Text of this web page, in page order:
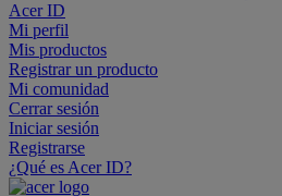
Acer ID
Mi perfil
Mis productos
Registrar un producto
Mi comunidad
Cerrar sesión
Iniciar sesión
Registrarse
¿Qué es Acer ID?